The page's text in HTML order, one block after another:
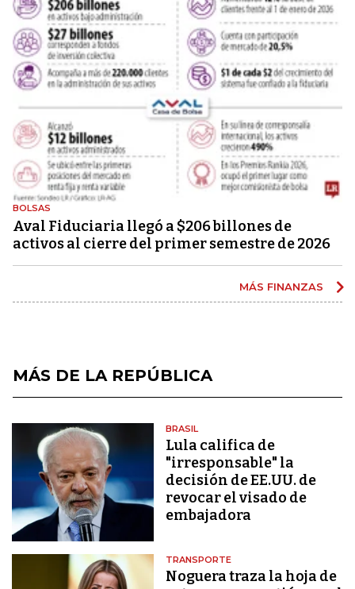
BOLSAS
Aval Fiduciaria llegó a $206 billones de
activos al cierre del primer semestre de 2026
MÁS FINANZAS
MÁS DE LA REPÚBLICA
BRASIL
Lula califica de
"irresponsable" la
decisión de EE.UU. de
revocar el visado de
embajadora
TRANSPORTE
Noguera traza la hoja de